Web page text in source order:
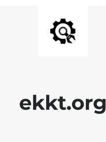
ekkt.org